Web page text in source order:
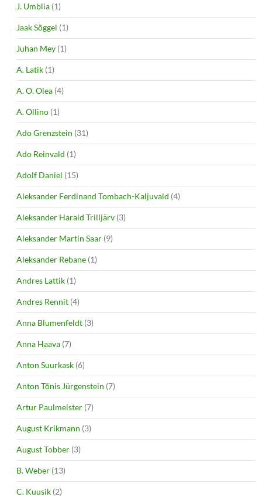
J. Umblia (1)
Jaak Sõggel (1)
Juhan Mey (1)
A. Latik (1)
A. O. Olea (4)
A. Ollino (1)
Ado Grenzstein (31)
Ado Reinvald (1)
Adolf Daniel (15)
Aleksander Ferdinand Tombach-Kaljuvald (4)
Aleksander Harald Trilljärv (3)
Aleksander Martin Saar (9)
Aleksander Rebane (1)
Andres Lattik (1)
Andres Rennit (4)
Anna Blumenfeldt (3)
Anna Haava (7)
Anton Suurkask (6)
Anton Tõnis Jürgenstein (7)
Artur Paulmeister (7)
August Krikmann (3)
August Tobber (3)
B. Weber (13)
C. Kuusik (2)